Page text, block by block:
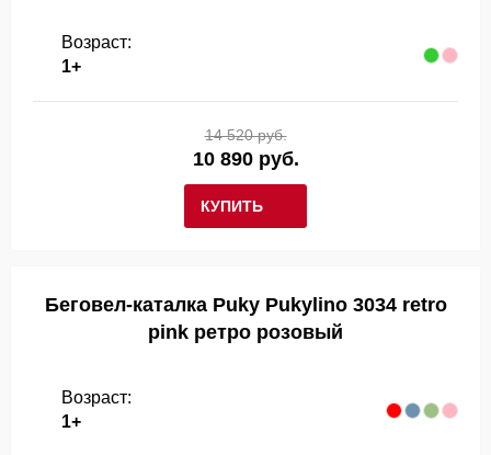
Возраст:
1+
КУПИТЬ
14 520 руб.
10 890 руб.
Беговел-каталка Puky Pukylino 3034 retro
pink ретро розовый
Возраст:
1+